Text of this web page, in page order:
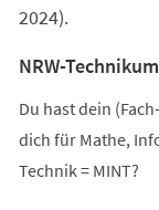
2024).
NRW-Technikum
Du hast dein
dich für Mathe,
Technik = MINT?